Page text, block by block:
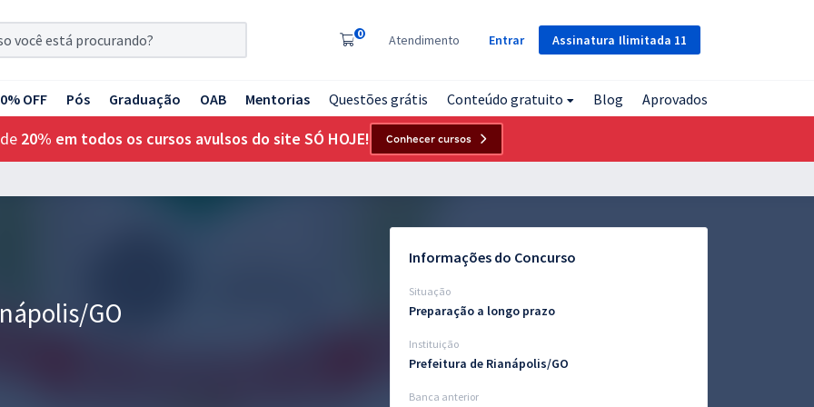
Assinatura Ilimitada 11
0 Atendimento Entrar
OFF Pós Graduação OAB Mentorias Questões grátis Conteúdo gratuito Blog Aprovados
20% em todos os cursos avulsos do site SÓ HOJE! Conhecer cursos
GO
Informações do Concurso
Situação
Preparação a longo prazo
Instituição
Prefeitura de Rianápolis/GO
Banca anterior